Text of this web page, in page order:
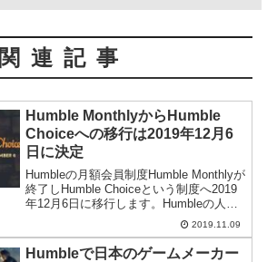
関連記事
Humble MonthlyからHumble
Choiceへの移行は2019年12月6
日に決定
Humbleの月額会員制度Humble Monthlyが
終了しHumble Choiceという制度へ2019
年12月6日に移行します。Humbleの人か
ら移行に関する詳細をもらいましたので
2019.11.09
Humbleで日本のゲームメーカー